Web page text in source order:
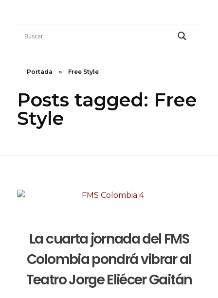
Rugidos Disidentes
Bogotá - Colombia | ISSN 2619-5569
Portada » Free Style
Posts tagged: Free
Style
La cuarta jornada del FMS
Colombia pondrá vibrar al
Teatro Jorge Eliécer Gaitán